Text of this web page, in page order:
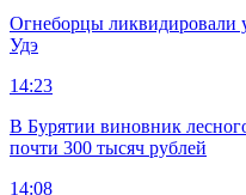
Огнеборцы ликвидировали
Удэ
14:23
В Бурятии виновник
почти 300 тысяч рублей
14:08